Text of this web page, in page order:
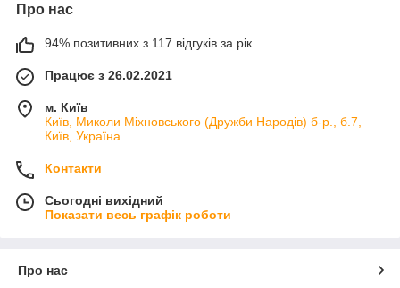
Про нас
94% позитивних з 117 відгуків за рік
Працює з 26.02.2021
м. Київ
Київ, Миколи Міхновського (Дружби Народів) б-р., б.7,
Київ, Україна
Контакти
Сьогодні вихідний
Показати весь графік роботи
Про нас